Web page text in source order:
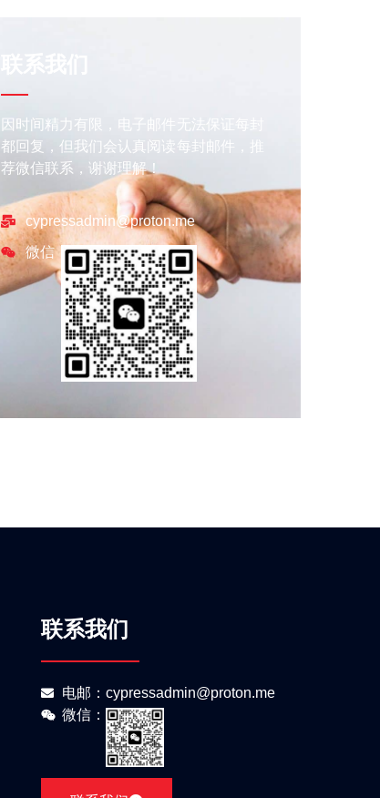
因时间精力有限，电子邮件无法保证每封
都回复，但我们会认真阅读每封邮件，推
荐微信联系，谢谢理解！
cypressadmin@proton.me
微信
联系我们
电邮：cypressadmin@proton.me
微信：